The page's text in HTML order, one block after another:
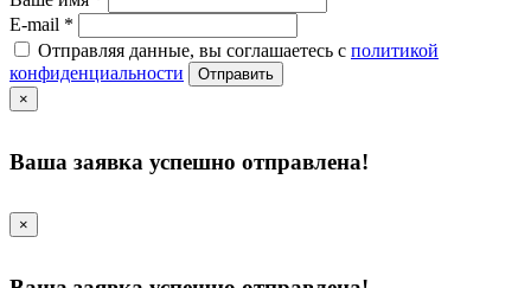
E-mail *
Отправляя данные, вы соглашаетесь с политикой
конфиденциальности
Отправить
×
Ваша заявка успешно отправлена!
×